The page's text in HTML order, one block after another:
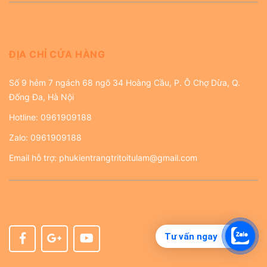
Tư vấn ngay
ĐỊA CHỈ CỬA HÀNG
Số 9 hẻm 7 ngách 68 ngõ 34 Hoàng Cầu, P. Ô Chợ Dừa, Q.
Đống Đa, Hà Nội
Hotline: 0961909188
Zalo: 0961909188
Email hỗ trợ: phukientrangtritoitulam@gmail.com